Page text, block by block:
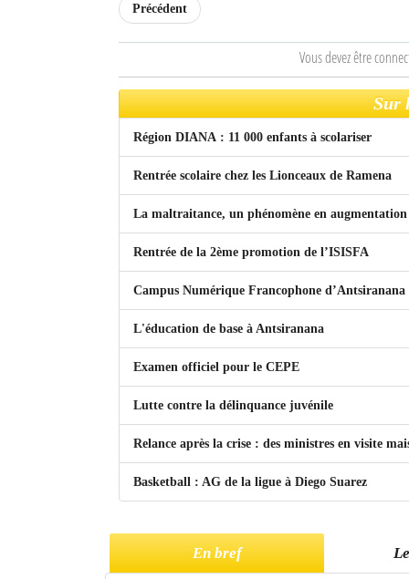
Identifiant oublié ?
Précédent
Vous devez être
Sur
Région DIANA : 11 000 enfants à scolariser
Rentrée scolaire chez les Lionceaux de Ramena
La maltraitance, un phénomène en augmentation
Rentrée de la 2ème promotion de l’ISISFA
Campus Numérique Francophone
L'éducation de base à Antsiranana
Examen officiel pour le CEPE
Lutte contre la délinquance juvénile
Relance après la crise : des ministres en visite
Basketball : AG de la ligue à Diego Suarez
En bref